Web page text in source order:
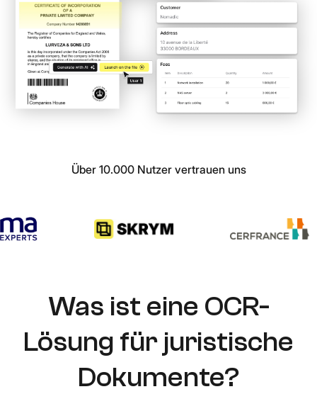
Über 10.000 Nutzer vertrauen uns
Was ist eine OCR-
Lösung für juristische
Dokumente?